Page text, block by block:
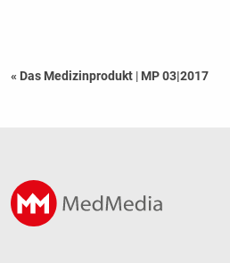
« Das Medizinprodukt | MP 03|2017